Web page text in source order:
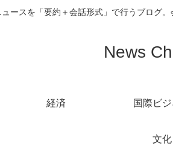
ースを「要約＋会話形式」で行うブログ
News
経済 国際ビ
文化